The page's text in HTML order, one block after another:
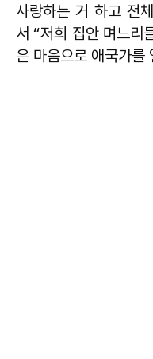
사랑하는 거 하고 전
서 “저희 집안 며느리
은 마음으로 애국가를